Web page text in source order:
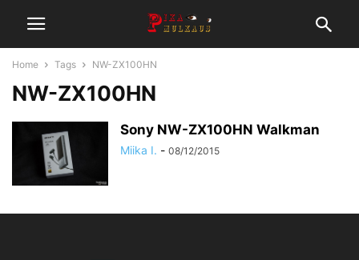
Home Tags NW-ZX100HN
NW-ZX100HN
Sony NW-ZX100HN Walkman
Miika I. - 08/12/2015